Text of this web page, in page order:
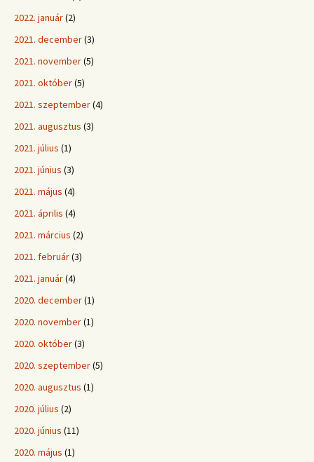
2022. január(2)
2021. december(3)
2021. november(5)
2021. október(5)
2021. szeptember(4)
2021. augusztus (3)
2021. július (1)
2021. június (3)
2021. május (4)
2021. április (4)
2021. március (2)
2021. február(3)
2021. január(4)
2020. december(1)
2020. november(1)
2020. október(3)
2020. szeptember(5)
2020. augusztus (1)
2020. július (2)
2020. június (11)
2020. május (1)